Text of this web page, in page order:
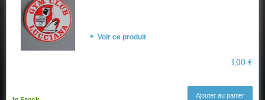
Voir ce produit
3,00 €
Ajouter au panier